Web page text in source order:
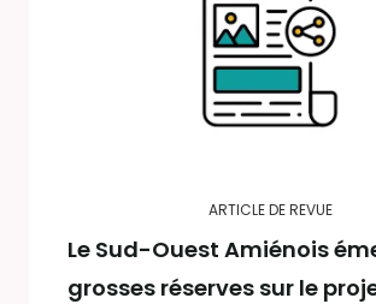
ARTICLE DE REVUE
Le Sud-Ouest Amiénois
grosses réserves sur le